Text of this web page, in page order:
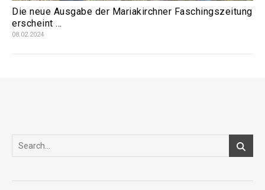
Die neue Ausgabe der Mariakirchner Faschingszeitung
erscheint …
08.02.2024